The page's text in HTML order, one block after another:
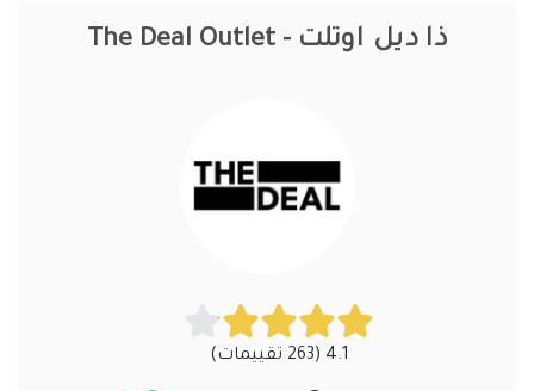
ذا ديل اوتلت - The Deal Outlet
4.1 (263 تقييمات)